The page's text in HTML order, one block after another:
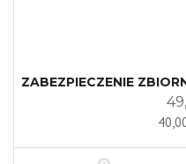
ZABEZPIECZENIE